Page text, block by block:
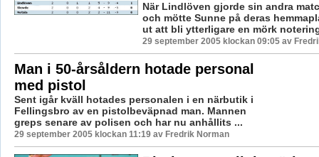
När Lindlöven gjorde sin andra
och mötte Sunne på deras
ut att bli ytterligare en mörk
29 september 2005 klockan 09:05 av
Man i 50-årsåldern hotade personal
med pistol
Sent igår kväll hotades personalen i en närbutik i
Fellingsbro av en pistolbeväpnad man. Mannen
greps senare av polisen och har nu anhållits ...
29 september 2005 klockan 11:19 av Fredrik Norman